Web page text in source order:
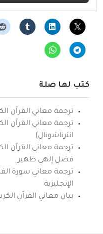
كتب لها صلة
ترجمة معاني القرآن
ترجمة معاني القرآن
انترناشونال)
ترجمة معاني القرآن
فضل إلهي ظهير
ترجمة معاني سورة
الإنجليزية
بيان معاني القرآن